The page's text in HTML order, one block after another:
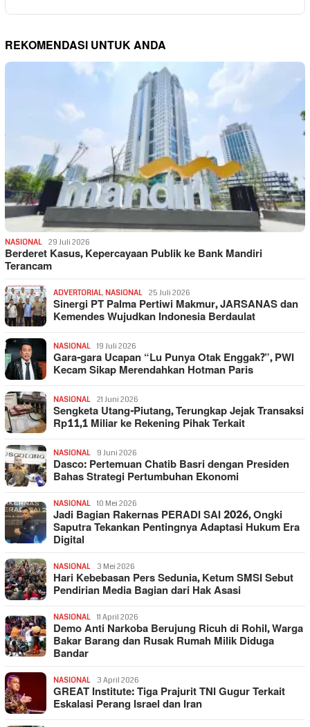
REKOMENDASI UNTUK ANDA
NASIONAL 29 Juli 2026
Berderet Kasus, Kepercayaan Publik ke Bank Mandiri
Terancam
ADVERTORIAL, NASIONAL 25 Juli 2026
Sinergi PT Palma Pertiwi Makmur, JARSANAS dan
Kemendes Wujudkan Indonesia Berdaulat
NASIONAL 19 Juli 2026
Gara-gara Ucapan “Lu Punya Otak Enggak?”, PWI
Kecam Sikap Merendahkan Hotman Paris
NASIONAL 21 Juni 2026
Sengketa Utang-Piutang, Terungkap Jejak Transaksi
Rp11,1 Miliar ke Rekening Pihak Terkait
NASIONAL 9 Juni 2026
Dasco: Pertemuan Chatib Basri dengan Presiden
Bahas Strategi Pertumbuhan Ekonomi
NASIONAL 10 Mei 2026
Jadi Bagian Rakernas PERADI SAI 2026, Ongki
Saputra Tekankan Pentingnya Adaptasi Hukum Era
Digital
NASIONAL 3 Mei 2026
Hari Kebebasan Pers Sedunia, Ketum SMSI Sebut
Pendirian Media Bagian dari Hak Asasi
NASIONAL 11 April 2026
Demo Anti Narkoba Berujung Ricuh di Rohil, Warga
Bakar Barang dan Rusak Rumah Milik Diduga
Bandar
NASIONAL 3 April 2026
GREAT Institute: Tiga Prajurit TNI Gugur Terkait
Eskalasi Perang Israel dan Iran